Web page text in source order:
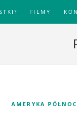
FILMY
AMERYKA